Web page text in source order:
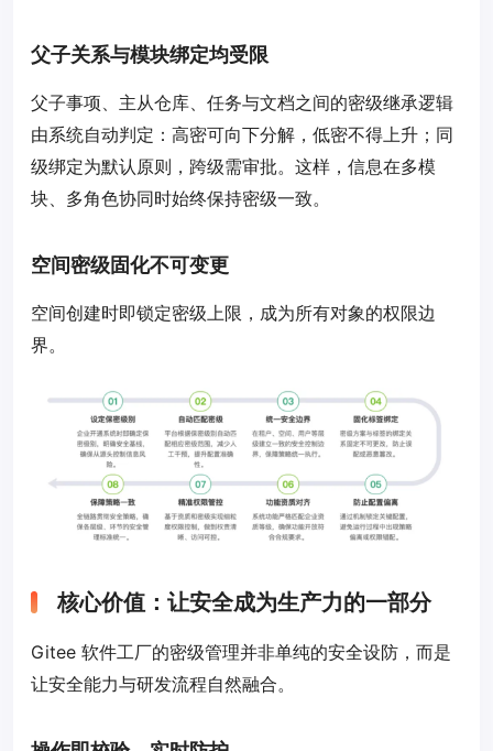
父子关系与模块绑定均受限
父子事项、主从仓库、任务与文档之间的密级继承逻辑
由系统自动判定：高密可向下分解，低密不得上升；同
级绑定为默认原则，跨级需审批。这样，信息在多模
块、多角色协同时始终保持密级一致。
空间密级固化不可变更
空间创建时即锁定密级上限，成为所有对象的权限边
界。
核心价值：让安全成为生产力的一部分
Gitee 软件工厂的密级管理并非单纯的安全设防，而是
让安全能力与研发流程自然融合。